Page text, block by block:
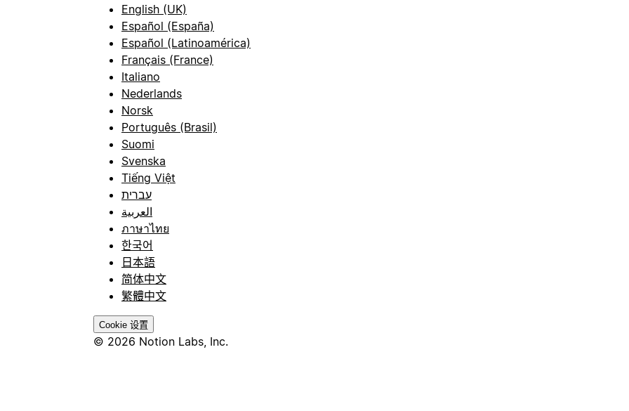
English (UK)
Español (España)
Español (Latinoamérica)
Français (France)
Italiano
Nederlands
Norsk
Português (Brasil)
Suomi
Svenska
Tiếng Việt
עברית
العربية
ภาษาไทย
한국어
日本語
简体中文
繁體中文
Cookie 设置
© 2026 Notion Labs, Inc.